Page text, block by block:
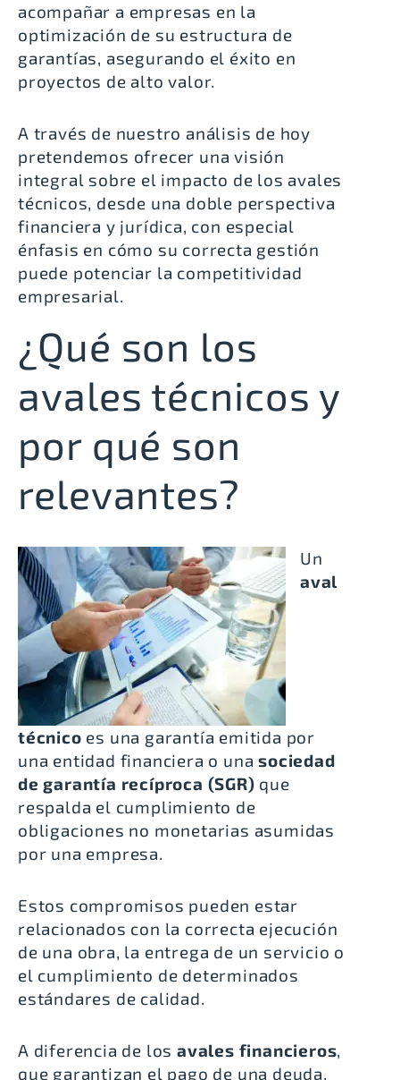
acompañar a empresas en la
optimización de su estructura de
garantías, asegurando el éxito en
proyectos de alto valor.
A través de nuestro análisis de hoy
pretendemos ofrecer una visión
integral sobre el impacto de los avales
técnicos, desde una doble perspectiva
financiera y jurídica, con especial
énfasis en cómo su correcta gestión
puede potenciar la competitividad
empresarial.
¿Qué son los
avales técnicos y
por qué son
relevantes?
Un
aval
técnico es una garantía emitida por
una entidad financiera o unasociedad
de garantía recíproca (SGR) que
respalda el cumplimiento de
obligaciones no monetarias asumidas
por una empresa.
Estos compromisos pueden estar
relacionados con la correcta ejecución
de una obra, la entrega de un servicio o
el cumplimiento de determinados
estándares de calidad.
A diferencia de los avales financieros,
que garantizan el pago de una deuda,